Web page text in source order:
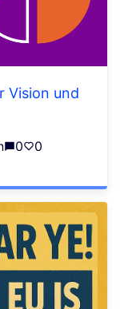
Vision und
0 0